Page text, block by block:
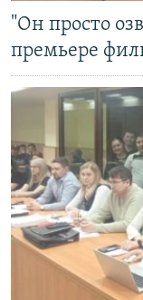
"Он просто
премьере